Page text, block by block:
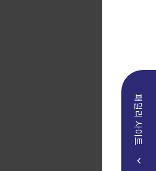
패밀리 사이트